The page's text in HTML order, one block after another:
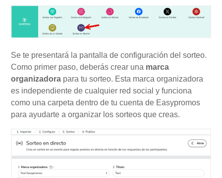
Se te presentará la pantalla de configuración del sorteo.
Como primer paso, deberás crear una marca
organizadora para tu sorteo. Esta marca organizadora
es independiente de cualquier red social y funciona
como una carpeta dentro de tu cuenta de Easypromos
para ayudarte a organizar los sorteos que creas.